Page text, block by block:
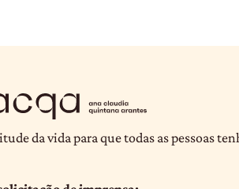
da vida para que todas as pessoas